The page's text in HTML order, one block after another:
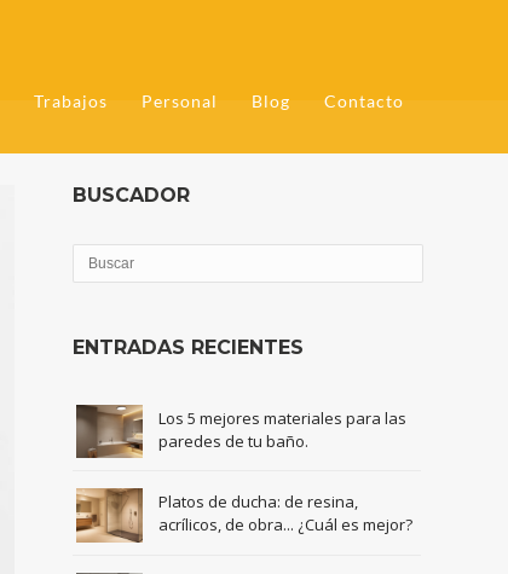
Trabajos Personal Blog Contacto
BUSCADOR
ENTRADAS RECIENTES
Los 5 mejores materiales para las
paredes de tu baño.
Platos de ducha: de resina,
acrílicos, de obra... ¿Cuál es mejor?